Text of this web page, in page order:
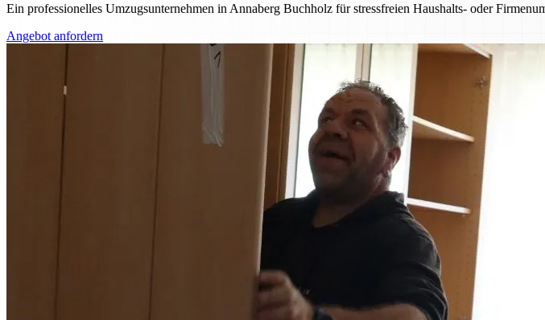
Ein professionelles Umzugsunternehmen in Annaberg Buchholz für stressfreien Haushalts- oder
Angebot anfordern